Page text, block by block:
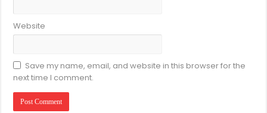
Website
Save my name, email, and website in this browser for the
next time I comment.